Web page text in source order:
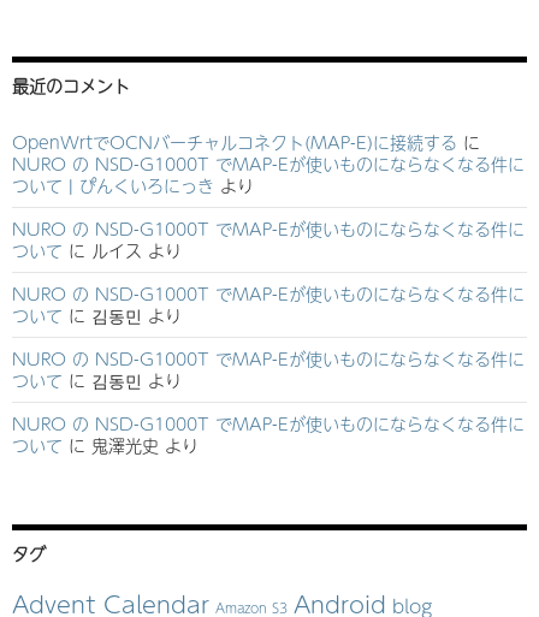
最近のコメント
OpenWrtでOCNバーチャルコネクト(MAP-E)に接続する に
NURO の NSD-G1000T でMAP-Eが使いものにならなくなる件に
ついて | ぴんくいろにっき より
NURO の NSD-G1000T でMAP-Eが使いものにならなくなる件に
ついて に ルイス より
NURO の NSD-G1000T でMAP-Eが使いものにならなくなる件に
ついて に 김동민 より
NURO の NSD-G1000T でMAP-Eが使いものにならなくなる件に
ついて に 김동민 より
NURO の NSD-G1000T でMAP-Eが使いものにならなくなる件に
ついて に 鬼澤光史 より
タグ
Advent Calendar Amazon S3 Android blog